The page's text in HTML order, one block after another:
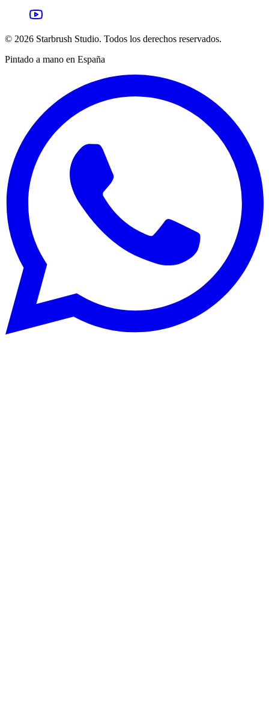
© 2026 Starbrush Studio. Todos los derechos reservados.
Pintado a mano en España